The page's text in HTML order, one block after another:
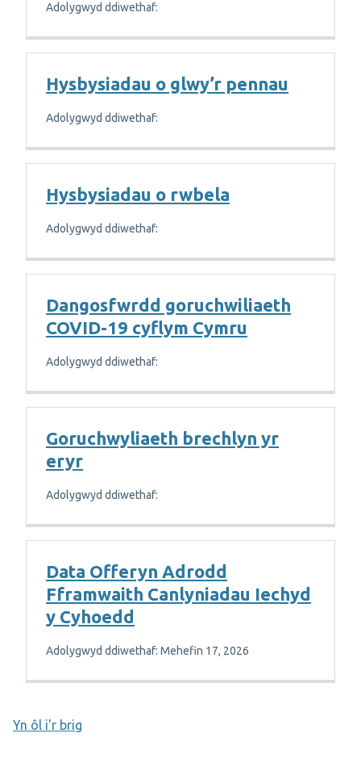
Adolygwyd ddiwethaf:
Hysbysiadau o glwy’r pennau
Adolygwyd ddiwethaf:
Hysbysiadau o rwbela
Adolygwyd ddiwethaf:
Dangosfwrdd goruchwiliaeth
COVID-19 cyflym Cymru
Adolygwyd ddiwethaf:
Goruchwyliaeth brechlyn yr
eryr
Adolygwyd ddiwethaf:
Data Offeryn Adrodd
Fframwaith Canlyniadau Iechyd
y Cyhoedd
Adolygwyd ddiwethaf: Mehefin 17, 2026
Yn ôl i'r brig